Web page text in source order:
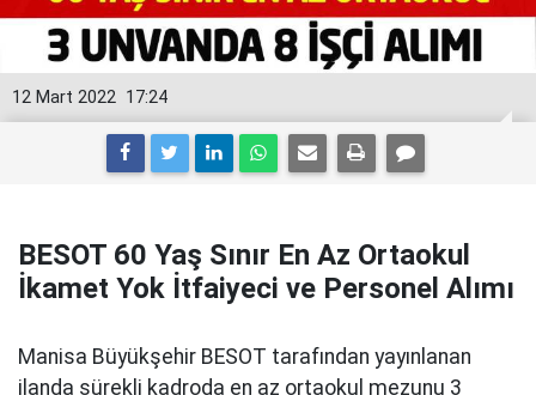
17:24
12 Mart 2022
BESOT 60 Yaş Sınır En Az Ortaokul
İkamet Yok İtfaiyeci ve Personel Alımı
Manisa Büyükşehir BESOT tarafından yayınlanan
ilanda sürekli kadroda en az ortaokul mezunu 3